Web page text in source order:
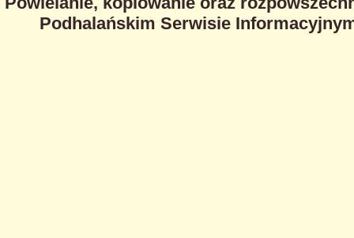
Podhalańskim Serwisie